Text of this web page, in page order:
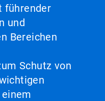
führender
und
Bereichen
Schutz von